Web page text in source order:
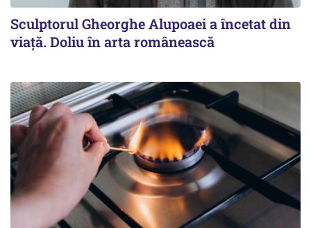
Sculptorul Gheorghe Alupoaei a încetat din
viață. Doliu în arta românească